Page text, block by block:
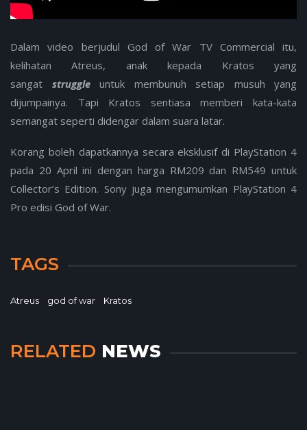
Dalam video berjudul God of War TV Commercial itu,
kelihatan Atreus, anak kepada Kratos yang
sangat struggle untuk membunuh setiap musuh yang
dijumpainya. Tapi Kratos sentiasa memberi kata-kata
semangat seperti didengar dalam suara latar.
Korang boleh dapatkannya secara eksklusif di PlayStation 4
pada 20 April ini dengan harga RM209 dan RM549 untuk
Collector’s Edition. Sony juga mengumumkan PlayStation 4
Pro edisi God of War.
TAGS
Atreus god of war Kratos
RELATED NEWS